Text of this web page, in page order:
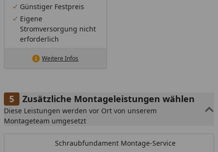
Günstiger Festpreis
Eigene
Stromversorgung nicht
erforderlich
Weitere Infos
Zusätzliche Montageleistungen wählen
Diese Leistungen werden vor Ort von unserem
Montageteam umgesetzt
Schraubfundament Montage-Service